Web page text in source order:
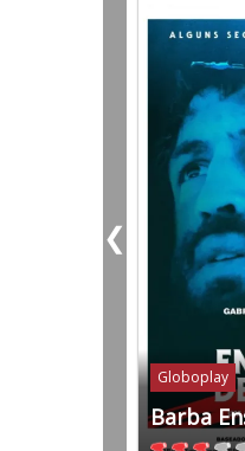
Globoplay
Barba
❮